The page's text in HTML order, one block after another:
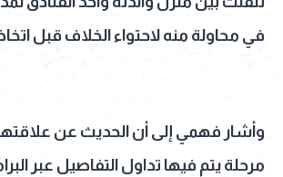
في محاولة منه لاحتواء الخلاف قبل
وأشار فهمي إلى أن الحديث عن
مرحلة يتم فيها تداول التفاصيل عبر